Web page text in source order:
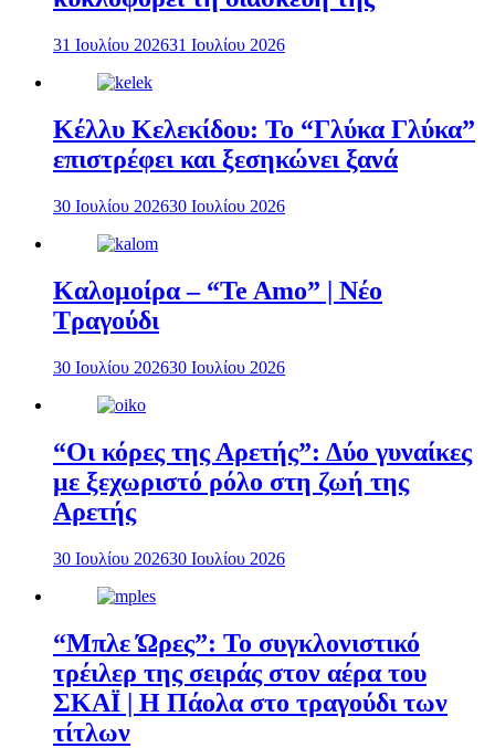
31 Ιουλίου 202631 Ιουλίου 2026
Κέλλυ Κελεκίδου: Το “Γλύκα Γλύκα”
επιστρέφει και ξεσηκώνει ξανά
30 Ιουλίου 202630 Ιουλίου 2026
Καλομοίρα – “Te Amo” | Νέο
Τραγούδι
30 Ιουλίου 202630 Ιουλίου 2026
“Οι κόρες της Αρετής”: Δύο γυναίκες
με ξεχωριστό ρόλο στη ζωή της
Αρετής
30 Ιουλίου 202630 Ιουλίου 2026
“Μπλε Ώρες”: Το συγκλονιστικό
τρέιλερ της σειράς στον αέρα του
ΣΚΑΪ | Η Πάολα στο τραγούδι των
τίτλων